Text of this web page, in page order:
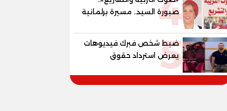
4
صبورة السيد.. مسيرة برلمانية
وتربوية تجمع بين تشريع
الإنسان المصري
5
ضبط شخص فبرك فيديوهات
يعرض استرداد حقوق
المواطنين بالقوة